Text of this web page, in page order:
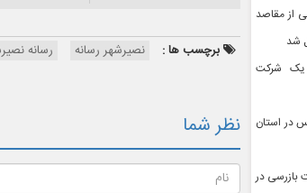
از مقاصد
شد
۴ همتی یک شرکت
درس در استان
بازرسی در
برچسب ها : نصیرشهر رسانه رسانه
نظر شما